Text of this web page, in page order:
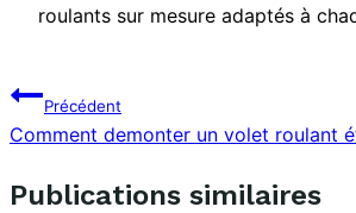
roulants sur mesure adaptés à
Navigation
de
l’article
Précédent
Comment demonter un volet roulant
Publications similaires